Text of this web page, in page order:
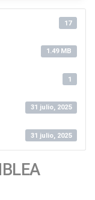
17
1.49 MB
1
31 julio, 2025
31 julio, 2025